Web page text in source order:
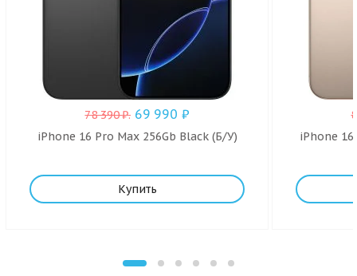
78 390₽. 69 990 ₽
iPhone 16 Pro Max 256Gb Black (Б/У)
Купить
iPhone